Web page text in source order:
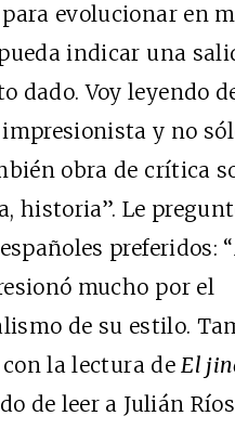
evolucionar en
indicar una
dado. Voy leyendo
y no
obra de crítica
historia”. Le
preferidos: “
mucho por el
de su estilo.
la lectura deEl
de leer a Julián